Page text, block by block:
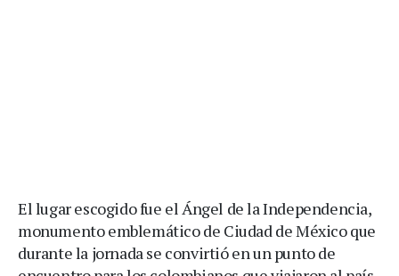
El lugar escogido fue el Ángel de la Independencia,
monumento emblemático de Ciudad de México que
durante la jornada se convirtió en un punto de